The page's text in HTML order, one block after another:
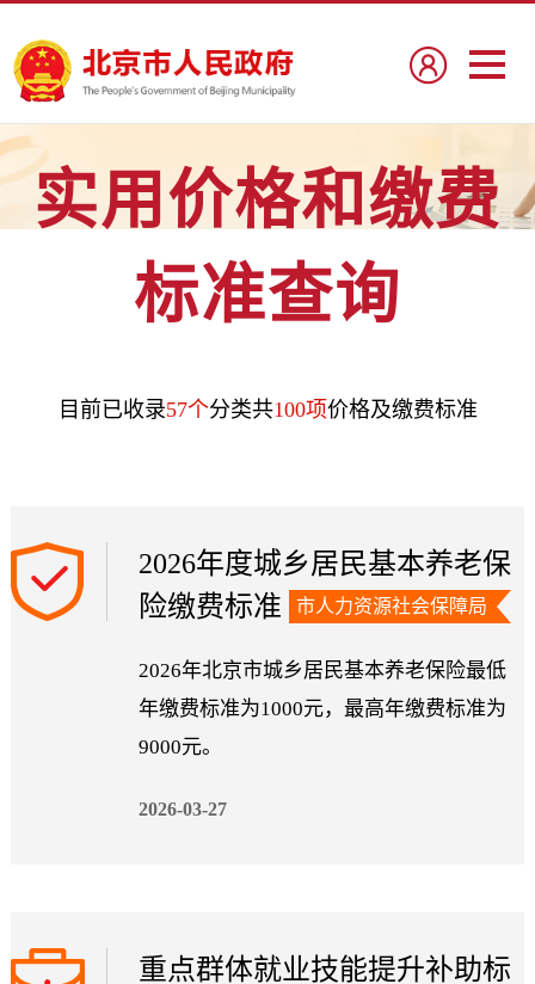
实用价格和缴费
标准查询
目前已收录57个分类共100项价格及缴费标准
2026年度城乡居民基本养老保
险缴费标准
市人力资源社会保障局
2026年北京市城乡居民基本养老保险最低
年缴费标准为1000元，最高年缴费标准为
9000元。
2026-03-27
重点群体就业技能提升补助标